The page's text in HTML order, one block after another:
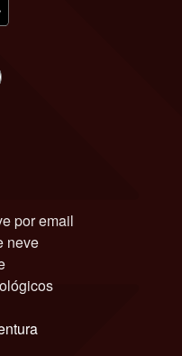
por email
neve